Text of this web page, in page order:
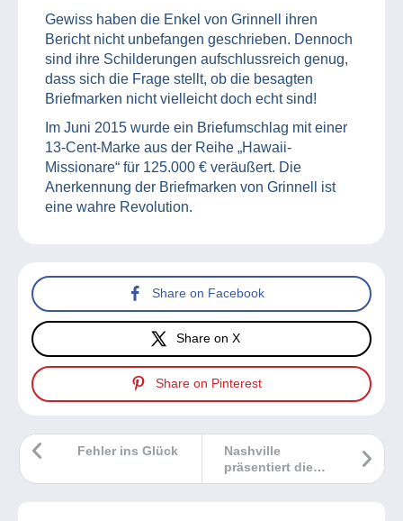
Gewiss haben die Enkel von Grinnell ihren
Bericht nicht unbefangen geschrieben. Dennoch
sind ihre Schilderungen aufschlussreich genug,
dass sich die Frage stellt, ob die besagten
Briefmarken nicht vielleicht doch echt sind!
Im Juni 2015 wurde ein Briefumschlag mit einer
13-Cent-Marke aus der Reihe „Hawaii-
Missionare“ für 125.000 € veräußert. Die
Anerkennung der Briefmarken von Grinnell ist
eine wahre Revolution.
Share on Facebook
Share on X
Share on Pinterest
Nashville
präsentiert die
Rolling-Stones-
Fehler ins Glück